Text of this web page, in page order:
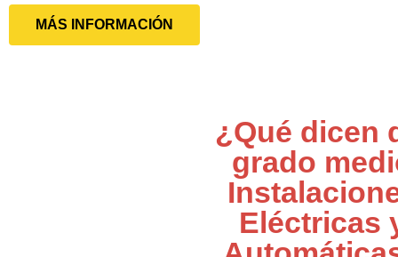
MÁS INFORMACIÓN
¿Qué dicen
grado
Eléctricas